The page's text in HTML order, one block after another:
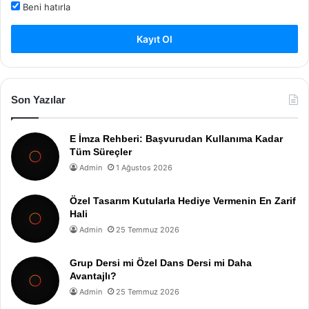
Beni hatırla
Kayıt Ol
Son Yazılar
E İmza Rehberi: Başvurudan Kullanıma Kadar
Tüm Süreçler
Admin 1 Ağustos 2026
Özel Tasarım Kutularla Hediye Vermenin En Zarif
Hali
Admin 25 Temmuz 2026
Grup Dersi mi Özel Dans Dersi mi Daha
Avantajlı?
Admin 25 Temmuz 2026